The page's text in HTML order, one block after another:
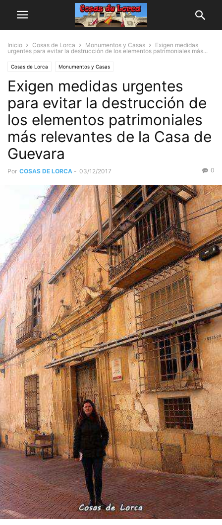
Inicio Cosas de Lorca Monumentos y Casas
Exigen medidas
urgentes para evitar la destrucción de los elementos patrimoniales más...
Cosas de Lorca Monumentos y Casas
Exigen medidas urgentes
para evitar la destrucción de
los elementos patrimoniales
más relevantes de la Casa de
Guevara
Por COSAS DE LORCA - 03/12/2017 0